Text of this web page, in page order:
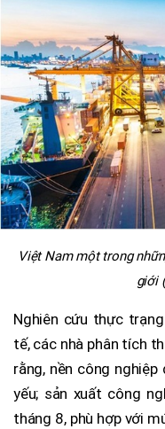
Việt Nam một trong
giới
Nghiên cứu thực
tế, các nhà phân tích
rằng, nền công
yếu; sản xuất công
tháng 8, phù hợp với